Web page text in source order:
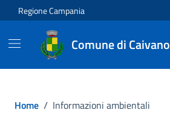
Vai ai contenuti
Vai al footer
Regione Campania
Comune di Caivano
Home / Informazioni ambientali